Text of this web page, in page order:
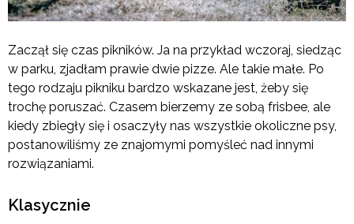
Zaczął się czas pikników. Ja na przykład wczoraj, siedząc
w parku, zjadłam prawie dwie pizze. Ale takie małe. Po
tego rodzaju pikniku bardzo wskazane jest, żeby się
trochę poruszać. Czasem bierzemy ze sobą frisbee, ale
kiedy zbiegły się i osaczyły nas wszystkie okoliczne psy,
postanowiliśmy ze znajomymi pomyśleć nad innymi
rozwiązaniami.
Klasycznie